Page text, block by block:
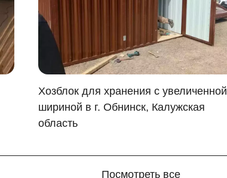
Хозблок для хранения с увеличенной
шириной в г. Обнинск, Калужская
область
Посмотреть все